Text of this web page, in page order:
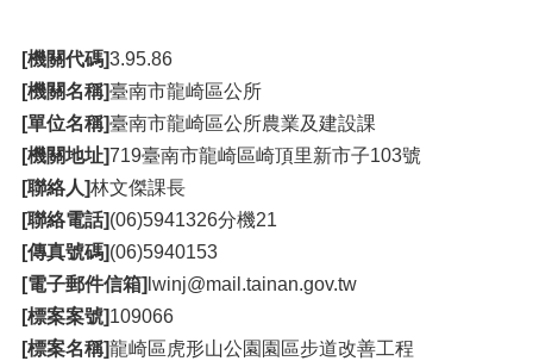
[機關代碼]3.95.86
[機關名稱]臺南市龍崎區公所
[單位名稱]臺南市龍崎區公所農業及建設課
[機關地址]719臺南市龍崎區崎頂里新市子103號
[聯絡人]林文傑課長
[聯絡電話](06)5941326分機21
[傳真號碼](06)5940153
[電子郵件信箱] lwinj@mail.tainan.gov.tw
[標案案號]109066
[標案名稱]龍崎區虎形山公園園區步道改善工程